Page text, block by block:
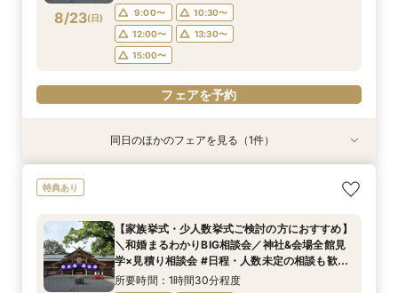
15:00〜
フェアを予約
8/23(日) 9:00〜
10:30〜
12:00〜
13:30〜
15:00〜
フェアを予約
8/23(日)
＼マイナビ限定！和婚まるわかりBIG相談会／神
社&会場全館見学×見積り相談会#日程・人数未定
所要時間：1時間30分程度
9:00〜
10:30〜
12:00〜
13:30〜
同日のほかのフェアを見る（1件）
特典あり
【家族挙式・少人数挙式ご検討の方におすすめ】
＼和婚まるわかりBIG相談会／神社&会場全館見
学×見積り相談会 #日程・人数未定の相談も歓迎
◎
所要時間：1時間30分程度